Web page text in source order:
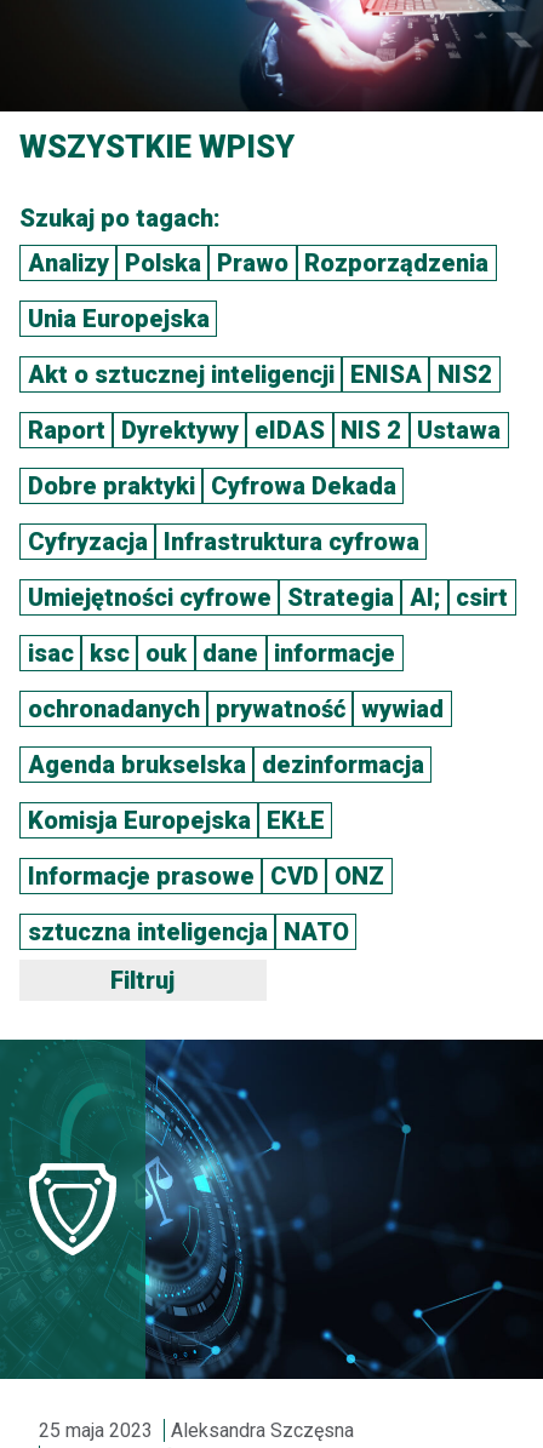
WSZYSTKIE WPISY
Szukaj po tagach:
Analizy
Polska Prawo Rozporządzenia
Unia Europejska
Akt o sztucznej inteligencji
ENISA NIS2
Raport
Dyrektywy eIDAS NIS 2
Ustawa
Dobre praktyki
Cyfrowa Dekada
Cyfryzacja
Infrastruktura cyfrowa
Umiejętności cyfrowe
Strategia AI; csirt
isac
ksc ouk dane
informacje
ochronadanych
prywatność wywiad
Agenda brukselska
dezinformacja
Komisja Europejska
EKŁE
Informacje prasowe
CVD
ONZ
sztuczna inteligencja
NATO
25 maja 2023
Aleksandra Szczęsna